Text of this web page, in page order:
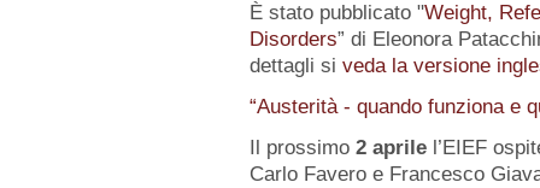
È stato pubblicato "Weight,
Disorders” di Eleonora
dettagli si veda la versione
“Austerità - quando funziona e
Il prossimo 2 aprilel’EIEF
Carlo Favero e Francesco